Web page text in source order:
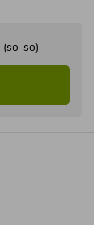
(so-so)